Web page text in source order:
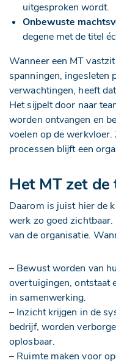
uitgesproken wordt.
Onbewuste
degene met de titel
Wanneer een MT
spanningen, ingesleten
verwachtingen, heeft
Het sijpelt door naar
worden ontvangen en
voelen op de
processen blijft een
Het MT zet de
Daarom is juist hier de
werk zo goed
van de organisatie.
– Bewust worden van
overtuigingen, ontstaat
in samenwerking.
– Inzicht krijgen in de
bedrijf, worden
oplosbaar.
– Ruimte maken voor